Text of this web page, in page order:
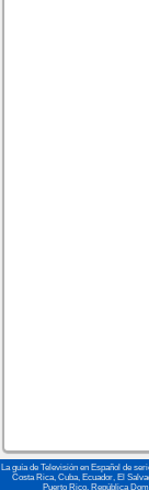
La guía de Televisión en Español de
Costa Rica, Cuba, Ecuador, El
Puerto Rico, República